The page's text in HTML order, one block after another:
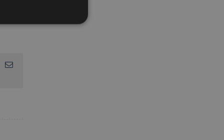
Email